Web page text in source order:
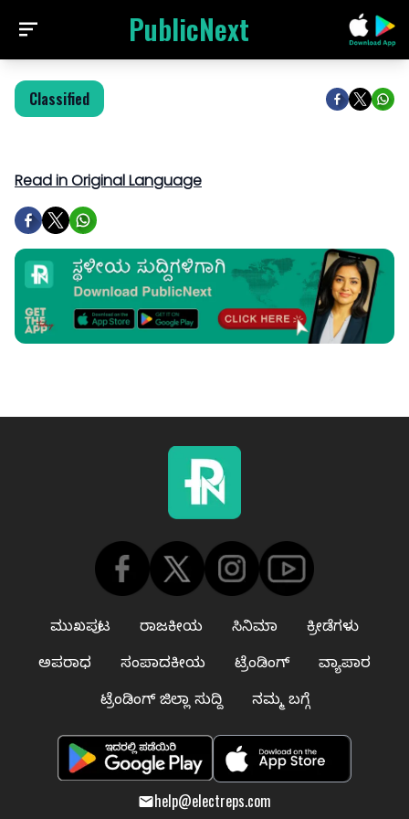
PublicNext
Classified
Read in Original Language
ಮುಖಪುಟ ರಾಜಕೀಯ ಸಿನಿಮಾ
ಕ್ರೀಡೆಗಳು
ಅಪರಾಧ
ಸಂಪಾದಕೀಯ ಟ್ರೆಂಡಿಂಗ್
ವ್ಯಾಪಾರ
ಟ್ರೆಂಡಿಂಗ್ ಜಿಲ್ಲಾ ಸುದ್ದಿ
ನಮ್ಮ ಬಗ್ಗೆ
help@electreps.com